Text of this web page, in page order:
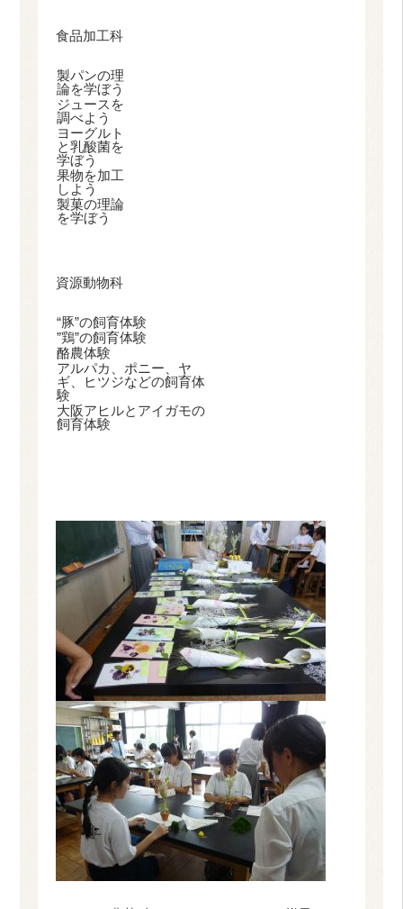
食品加工科
製パンの理
論を学ぼう
ジュースを
調べよう
ヨーグルト
と乳酸菌を
学ぼう
果物を加工
しよう
製菓の理論
を学ぼう
資源動物科
“豚”の飼育体験
”鶏”の飼育体験
酪農体験
アルパカ、ポニー、ヤ
ギ、ヒツジなどの飼育体
験
大阪アヒルとアイガモの
飼育体験